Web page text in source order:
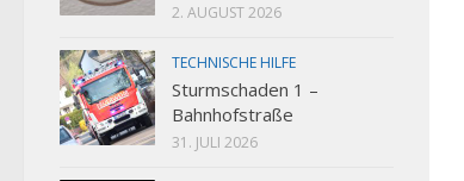
2. AUGUST 2026
TECHNISCHE HILFE
Sturmschaden 1 –
Bahnhofstraße
31. JULI 2026